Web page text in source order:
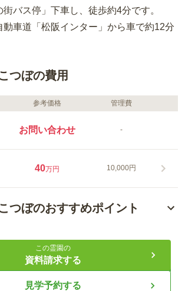
街バス停」下車し、徒歩約4分です。
動車道「松阪インター」から車で約12分
つぼの費用
参考価格 管理費
お問い合わせ -
40万円 10,000円
つぼのおすすめポイント
が分かれた集合型のお墓
理・供養
サポート
この霊園の
資料請求する
見学予約する